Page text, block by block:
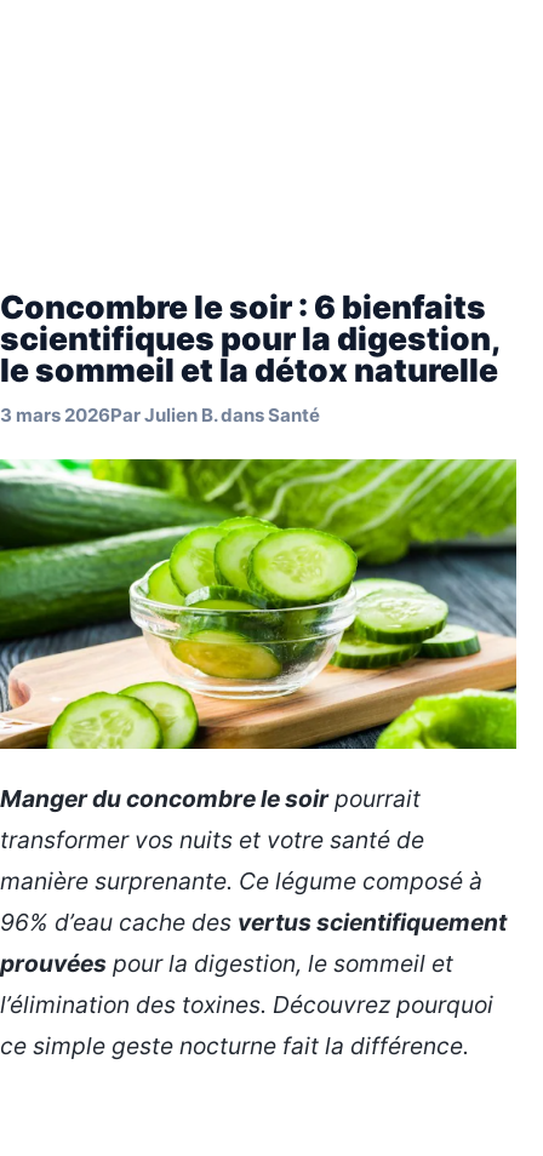
Concombre le soir : 6 bienfaits
scientifiques pour la digestion,
le sommeil et la détox naturelle
3 mars 2026ParJulien B.dansSanté
Manger du concombre le soirpourrait
transformer vos nuits et votre santé de
manière surprenante. Ce légume composé à
96% d’eau cache des vertus scientifiquement
prouvées pour la digestion, le sommeil et
l’élimination des toxines. Découvrez pourquoi
ce simple geste nocturne fait la différence.